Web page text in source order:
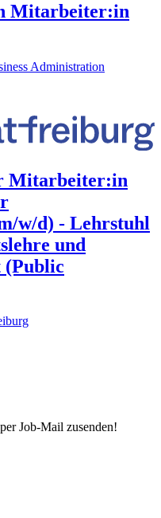
Mitarbeiter:in
Administration
Mitarbeiter:in
w/d) - Lehrstuhl
und
(Public
Job-Mail zusenden!